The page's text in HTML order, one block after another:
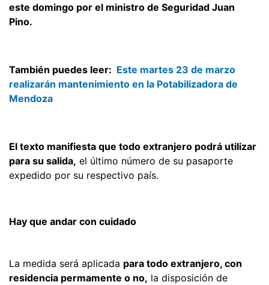
este domingo por el ministro de Seguridad Juan
Pino.
También puedes leer: Este martes 23 de marzo
realizarán mantenimiento en la Potabilizadora de
Mendoza
El texto manifiesta que todo extranjero podrá utilizar
para su salida, el último número de su pasaporte
expedido por su respectivo país.
Hay que andar con cuidado
La medida será aplicada para todo extranjero, con
residencia permamente o no, la disposición de